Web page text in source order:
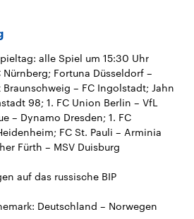
alle Spiel um 15:30 Uhr
Nürnberg; Fortuna Düsseldorf –
– FC Ingolstadt; Jahn
98; 1. FC Union Berlin – VfL
– Dynamo Dresden; 1. FC
FC St. Pauli – Arminia
Fürth – MSV Duisburg
auf das russische BIP
Deutschland – Norwegen